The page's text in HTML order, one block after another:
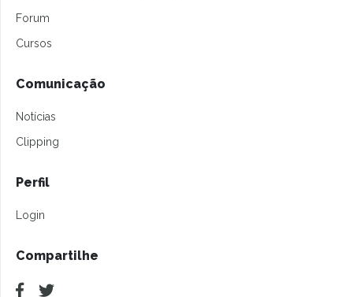
Forum
Cursos
Comunicação
Notícias
Clipping
Perfil
Login
Compartilhe